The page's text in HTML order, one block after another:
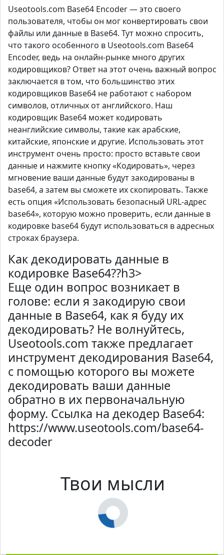
Useotools.com Base64 Encoder — это своего
пользователя, чтобы он мог конвертировать свои
файлы или данные в Base64. Тут можно спросить,
что такого особенного в Useotools.com Base64
Encoder, ведь на онлайн-рынке много других
кодировщиков? Ответ на этот очень важный вопрос
заключается в том, что большинство этих
кодировщиков Base64 не работают с набором
символов, отличных от английского. Наш
кодировщик Base64 может кодировать
неанглийские символы, такие как арабские,
китайские, японские и другие. Использовать этот
инструмент очень просто: просто вставьте свои
данные и нажмите кнопку «Кодировать», через
мгновение ваши данные будут закодированы в
base64, а затем вы сможете их скопировать. Также
есть опция «Использовать безопасный URL-адрес
base64», которую можно проверить, если данные в
кодировке base64 будут использоваться в адресных
строках браузера.
Как декодировать данные в
кодировке Base64??h3>
Еще один вопрос возникает в
голове: если я закодирую свои
данные в Base64, как я буду их
декодировать? Не волнуйтесь,
Useotools.com также предлагает
инструмент декодирования Base64,
с помощью которого вы можете
декодировать ваши данные
обратно в их первоначальную
форму. Ссылка на декодер Base64:
https://www.useotools.com/base64-
decoder
Твои мысли